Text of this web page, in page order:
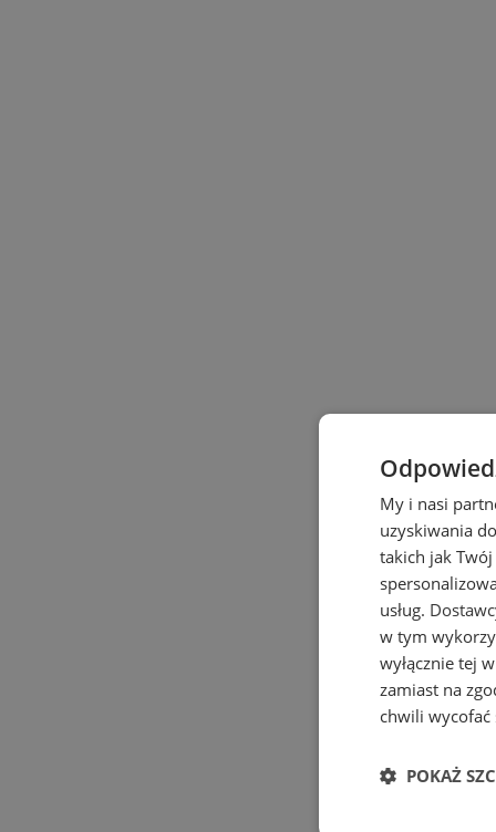
My i nasi
uzyskiwania
takich jak
usług.
w tym
wyłącznie tej
zamiast na
chwili
POKAŻ